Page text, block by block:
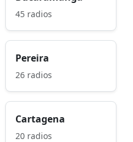
45 radios
Pereira
26 radios
Cartagena
20 radios